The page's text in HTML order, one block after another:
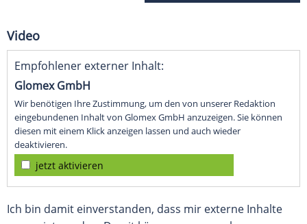
Video
Empfohlener externer Inhalt:
Glomex GmbH
Wir benötigen Ihre Zustimmung, um den von unserer Redaktion
eingebundenen Inhalt von Glomex GmbH anzuzeigen. Sie können
diesen mit einem Klick anzeigen lassen und auch wieder
deaktivieren.
jetzt aktivieren
Ich bin damit einverstanden, dass mir externe Inhalte